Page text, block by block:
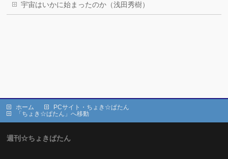
宇宙はいかに始まったのか（浅田秀樹）
ホーム
PCサイト・ちょき☆ぱたん
「ちょき☆ぱたん」へ移動
週刊☆ちょきぱたん